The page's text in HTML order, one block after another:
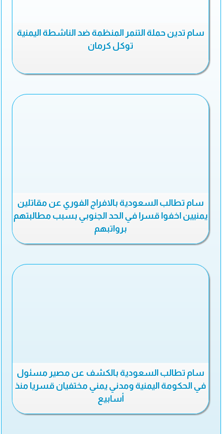
سام تدين حملة التنمر المنظمة ضد الناشطة اليمنية
توكل كرمان
سام تطالب السعودية بالافراج الفوري عن مقاتلين
يمنيين اخفوا قسرا في الحد الجنوبي بسبب مطالبتهم
برواتبهم
سام تطالب السعودية بالكشف عن مصير مسئول
في الحكومة اليمنية ومدني يمني مختفيان قسريا منذ
أسابيع